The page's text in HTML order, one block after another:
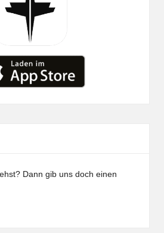
Dann gib uns doch einen